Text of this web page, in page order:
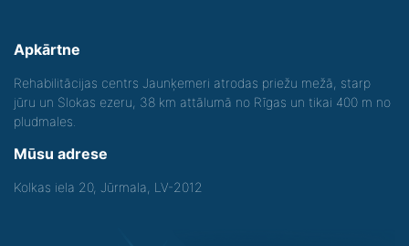
Apkārtne
Rehabilitācijas centrs Jaunķemeri atrodas priežu mežā, starp
jūru un Slokas ezeru, 38 km attālumā no Rīgas un tikai 400 m no
pludmales.
Mūsu adrese
Kolkas iela 20, Jūrmala, LV-2012